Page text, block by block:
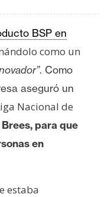
BSP en
como un
. Como
aseguró un
Nacional de
para que
en
estaba